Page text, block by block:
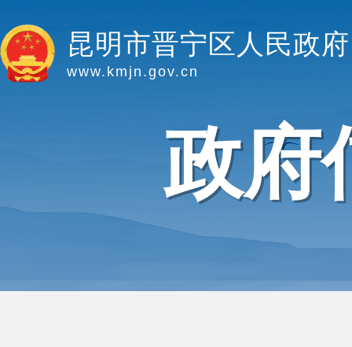
昆明市晋宁区人民政府
www.kmjn.gov.cn
政府